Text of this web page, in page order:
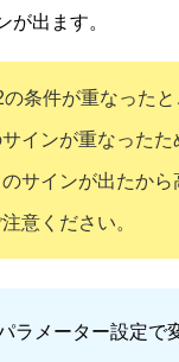
が出ます。
条件が重なったと
インが重なった
サインが出たから
意ください。
ラメーター設定で